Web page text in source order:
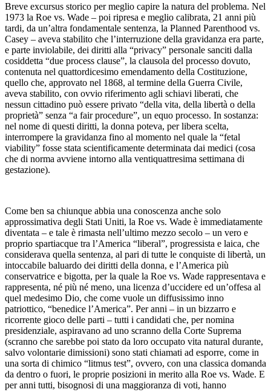
Breve excursus storico per meglio capire la natura del problema. Nel
1973 la Roe vs. Wade – poi ripresa e meglio calibrata, 21 anni più
tardi, da un’altra fondamentale sentenza, la Planned Parenthood vs.
Casey – aveva stabilito che l’interruzione della gravidanza era parte,
e parte inviolabile, dei diritti alla “privacy” personale sanciti dalla
cosiddetta “due process clause”, la clausola del processo dovuto,
contenuta nel quattordicesimo emendamento della Costituzione,
quello che, approvato nel 1868, al termine della Guerra Civile,
aveva stabilito, con ovvio riferimento agli schiavi liberati, che
nessun cittadino può essere privato “della vita, della libertà o della
proprietà” senza “a fair procedure”, un equo processo. In sostanza:
nel nome di questi diritti, la donna poteva, per libera scelta,
interrompere la gravidanza fino al momento nel quale la “fetal
viability” fosse stata scientificamente determinata dai medici (cosa
che di norma avviene intorno alla ventiquattresima settimana di
gestazione).
Come ben sa chiunque abbia una conoscenza anche solo
approssimativa degli Stati Uniti, la Roe vs. Wade è immediatamente
diventata – e tale è rimasta nell’ultimo mezzo secolo – un vero e
proprio spartiacque tra l’America “liberal”, progressista e laica, che
considerava quella sentenza, al pari di tutte le conquiste di libertà, un
intoccabile baluardo dei diritti della donna, e l’America più
conservatrice e bigotta, per la quale la Roe vs. Wade rappresentava e
rappresenta, né più né meno, una licenza d’uccidere ed un’offesa al
quel medesimo Dio, che come vuole un diffusissimo inno
patriottico, “benedice l’America”. Per anni – in un bizzarro e
ricorrente gioco delle parti – tutti i candidati che, per nomina
presidenziale, aspiravano ad uno scranno della Corte Suprema
(scranno che sarebbe poi stato da loro occupato vita natural durante,
salvo volontarie dimissioni) sono stati chiamati ad esporre, come in
una sorta di chimico “litmus test”, ovvero, con una classica domanda
da dentro o fuori, le proprie posizioni in merito alla Roe vs. Wade. E
per anni tutti, bisognosi di una maggioranza di voti, hanno